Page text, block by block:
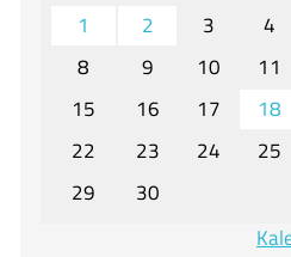
Willkommen
Veranstaltungen und
Unser Unterricht -
Unsere Konzepte
Downloads
Unter-, Mittel und
1
2 3 4
8
9 10 11
15
16 17 18
22
23 24 25
29
30